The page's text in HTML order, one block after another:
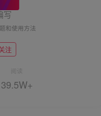
写
和使用方法
注
阅读
39.5W+